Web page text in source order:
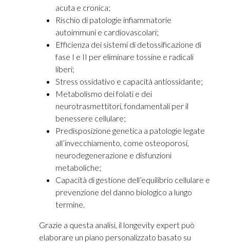
acuta e cronica;
Rischio di patologie infiammatorie
autoimmuni e cardiovascolari;
Efficienza dei sistemi di detossificazione di
fase I e II per eliminare tossine e radicali
liberi;
Stress ossidativo e capacità antiossidante;
Metabolismo dei folati e dei
neurotrasmettitori, fondamentali per il
benessere cellulare;
Predisposizione genetica a patologie legate
all’invecchiamento, come osteoporosi,
neurodegenerazione e disfunzioni
metaboliche;
Capacità di gestione dell’equilibrio cellulare e
prevenzione del danno biologico a lungo
termine.
Grazie a questa analisi, il longevity expert può
elaborare un piano personalizzato basato su